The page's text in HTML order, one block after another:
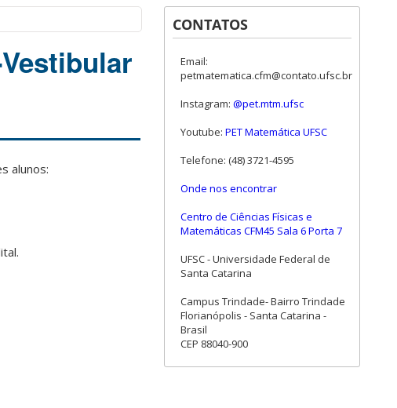
alunos:
CONTATOS
Email:
petmatematica.cfm@contato.ufsc.br
Instagram: @pet.mtm.ufsc
Youtube: PET Matemática UFSC
Telefone: (48) 3721-4595
Onde nos encontrar
Centro de Ciências Físicas e
Matemáticas CFM45 Sala 6 Porta 7
UFSC - Universidade Federal de
Santa Catarina
Campus Trindade- Bairro Trindade
Florianópolis - Santa Catarina -
Brasil
CEP 88040-900